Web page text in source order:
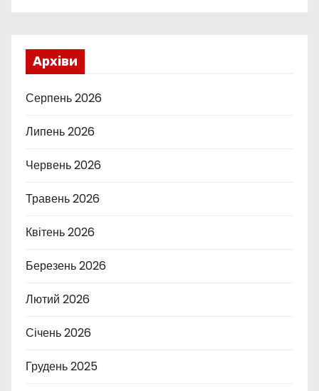
Архіви
Серпень 2026
Липень 2026
Червень 2026
Травень 2026
Квітень 2026
Березень 2026
Лютий 2026
Січень 2026
Грудень 2025